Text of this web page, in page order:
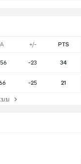
+/- PTS
-23 34
-25 21
ນນ